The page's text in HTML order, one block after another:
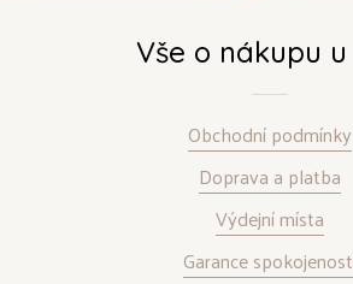
Vše o nákupu
Obchodní podmínky
Doprava a platba
Výdejní místa
Garance